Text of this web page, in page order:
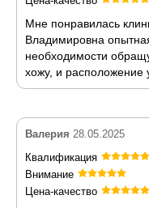
Мне понравилась
Владимировна
необходимости
хожу, и расположение
Валерия 28.05.2025
Квалификация
Внимание
Цена-качество